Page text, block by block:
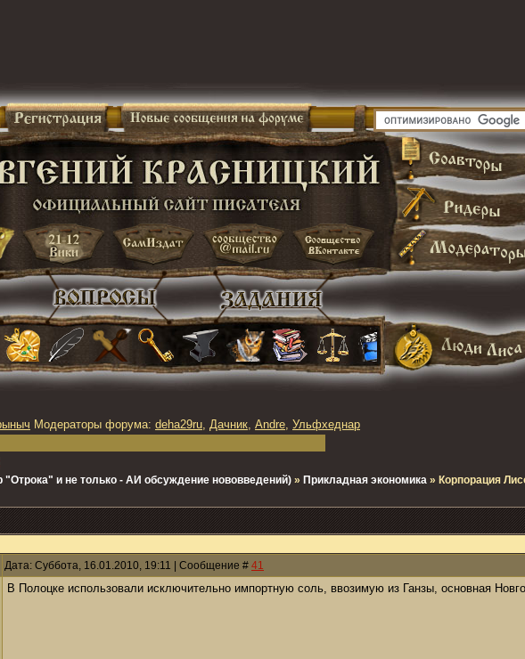
Модераторы форума: deha29ru, Дачник, Andre, Ульфхеднар
"Отрока" и не только - АИ обсуждение нововведений) » Прикладная экономика » Корпорация
Дата: Суббота, 16.01.2010, 19:11 | Сообщение # 41
В Полоцке использовали исключительно импортную соль, ввозимую из Ганзы, основная